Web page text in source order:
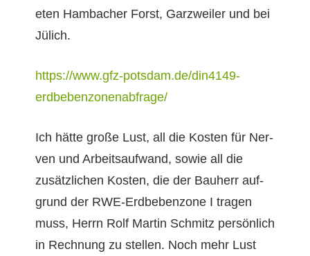
eten Ham­bach­er Forst, Garzweil­er und bei
Jülich.
https://www.gfz-potsdam.de/din4149-
erdbebenzonenabfrage/
Ich hätte große Lust, all die Kosten für Ner­
ven und Arbeit­saufwand, sowie all die
zusät­zlichen Kosten, die der Bauherr auf­
grund der RWE-Erd­beben­zone I tra­gen
muss, Her­rn Rolf Mar­tin Schmitz per­sön­lich
in Rech­nung zu stellen. Noch mehr Lust